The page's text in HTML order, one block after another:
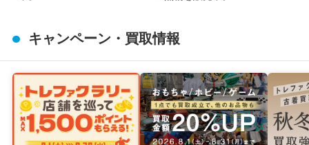
キャンペーン・買取情報